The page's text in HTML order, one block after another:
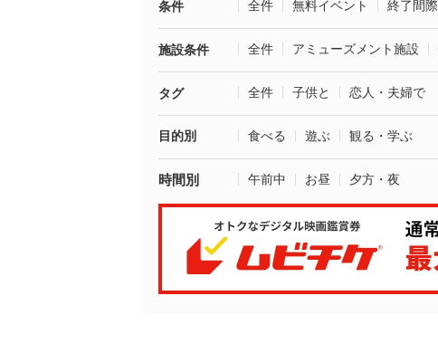
条件 全件 無料イベント 終了間際
施設条件 全件 アミューズメント施設
タグ 全件 子供と 恋人・夫婦で
目的別 食べる 遊ぶ 観る・学ぶ
時間別 午前中 お昼 夕方・夜